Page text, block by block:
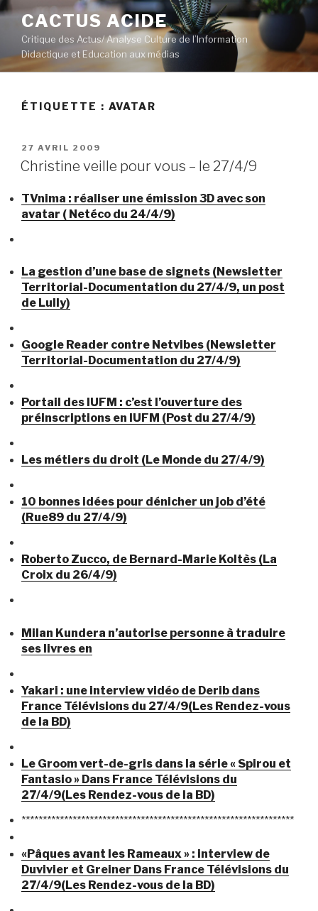
Aller
contenu
principal
CACTUS ACIDE
Critique des Actus/ Analyse Culture de l’Information
Didactique et Education aux médias
ÉTIQUETTE : AVATAR
PUBLIÉ
LE
27 AVRIL 2009
Christine veille pour vous – le 27/4/9
TVnima : réaliser une émission 3D avec son
avatar ( Netéco du 24/4/9)
La gestion d’une base de signets (Newsletter
Territorial-Documentation du 27/4/9, un post
de Lully)
Google Reader contre Netvibes (Newsletter
Territorial-Documentation du 27/4/9)
Portail des IUFM : c’est l’ouverture des
préinscriptions en IUFM (Post du 27/4/9)
Les métiers du droit (Le Monde du 27/4/9)
10 bonnes idées pour dénicher un job d’été
(Rue89 du 27/4/9)
Roberto Zucco, de Bernard-Marie Koltès (La
Croix du 26/4/9)
Milan Kundera n’autorise personne à traduire
ses livres en
Yakari : une interview vidéo de Derib dans
France Télévisions du 27/4/9(Les Rendez-vous
de la BD)
Le Groom vert-de-gris dans la série « Spirou et
Fantasio » Dans France Télévisions du
27/4/9(Les Rendez-vous de la BD)
****************************************************************
«Pâques avant les Rameaux » : interview de
Duvivier et Greiner Dans France Télévisions du
27/4/9(Les Rendez-vous de la BD)